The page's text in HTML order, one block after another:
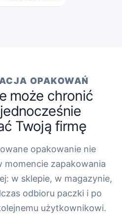
OPAKOWAŃ
może chronić
Twoją firmę
opakowanie nie
momencie zapakowania
w sklepie, w magazynie,
odbioru paczki i po
użytkownikowi.